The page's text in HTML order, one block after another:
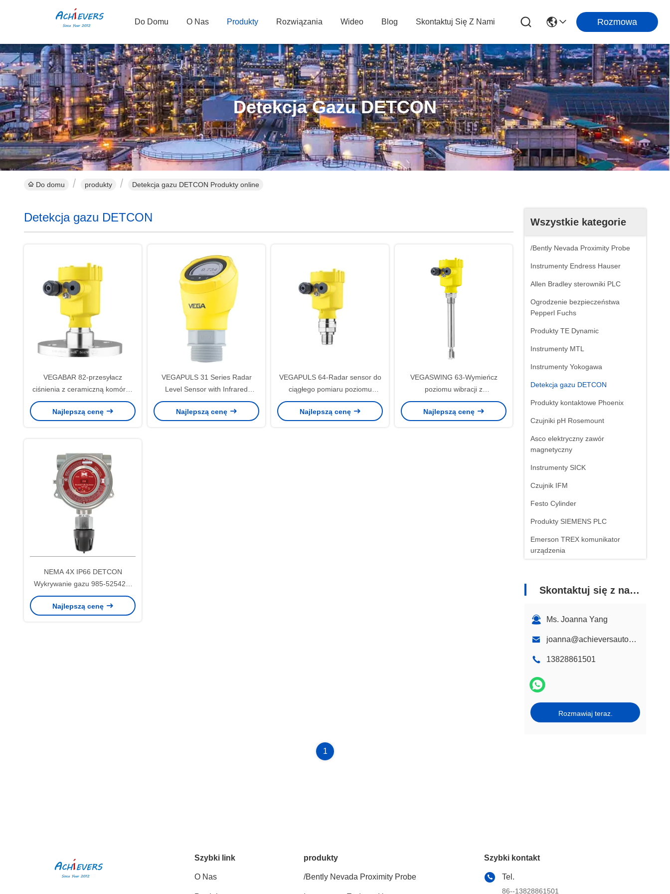
Do Domu O Nas Produkty Rozwiązania Wideo Blog Skontaktuj Się Z Nami Rozmowa
Detekcja Gazu DETCON
Do domu produkty Detekcja gazu DETCON Produkty online
Wszystkie kategorie
/Bently Nevada Proximity Probe
Instrumenty Endress Hauser
Allen Bradley sterowniki PLC
Ogrodzenie bezpieczeństwa
Pepperl Fuchs
Produkty TE Dynamic
Instrumenty MTL
Instrumenty Yokogawa
Detekcja gazu DETCON
Produkty kontaktowe Phoenix
Czujniki pH Rosemount
Asco elektryczny zawór
magnetyczny
Instrumenty SICK
Czujnik IFM
Festo Cylinder
Produkty SIEMENS PLC
Emerson TREX komunikator
urządzenia
Pozycjoner ABB
Skontaktuj się z nami
Ms. Joanna Yang
joanna@achieversautomation.com
13828861501
Rozmawiaj teraz.
Detekcja gazu DETCON
VEGABAR 82-przesyłacz
ciśnienia z ceramiczną komórką
pomiarową
Najlepszą cenę
VEGAPULS 31 Series Radar
Level Sensor with Infrared
Sensor Type Data Logging do
500 odczytów
Najlepszą cenę
VEGAPULS 64-Radar sensor do
ciągłego pomiaru poziomu
płynów
Najlepszą cenę
VEGASWING 63-Wymieńcz
poziomu wibracji z
przedłużeniem rurki dla płynów
Najlepszą cenę
NEMA 4X IP66 DETCON
Wykrywanie gazu 985-525420-
100 FP-524D LEL Katalystyczny
wykrywacz gazu
Najlepszą cenę
1
Szybki link
O Nas
produkty
/Bently Nevada Proximity Probe
Szybki kontakt
Tel.
86--13828861501